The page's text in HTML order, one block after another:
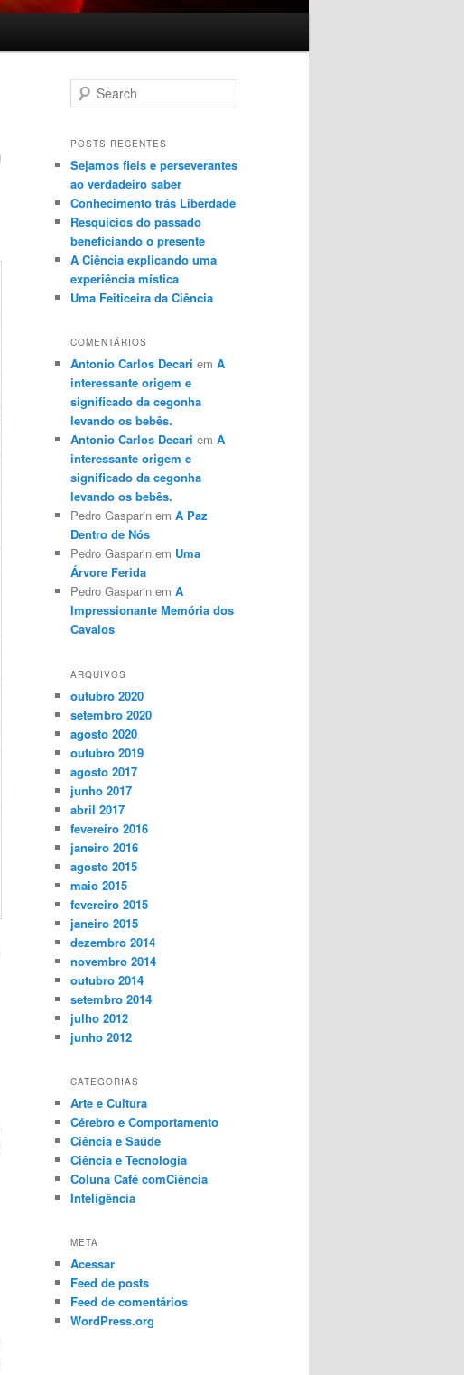
Search
POSTS RECENTES
Sejamos fieis e perseverantes
ao verdadeiro saber
Conhecimento trás Liberdade
Resquícios do passado
beneficiando o presente
A Ciência explicando uma
experiência mística
Uma Feiticeira da Ciência
COMENTÁRIOS
Antonio Carlos Decari em A
interessante origem e
significado da cegonha
levando os bebês.
Antonio Carlos Decari em A
interessante origem e
significado da cegonha
levando os bebês.
Pedro Gasparin em A Paz
Dentro de Nós
Pedro Gasparin em Uma
Árvore Ferida
Pedro Gasparin em A
Impressionante Memória dos
Cavalos
ARQUIVOS
outubro 2020
setembro 2020
agosto 2020
outubro 2019
agosto 2017
junho 2017
abril 2017
fevereiro 2016
janeiro 2016
agosto 2015
maio 2015
fevereiro 2015
janeiro 2015
dezembro 2014
novembro 2014
outubro 2014
setembro 2014
julho 2012
junho 2012
CATEGORIAS
Arte e Cultura
Cérebro e Comportamento
Ciência e Saúde
Ciência e Tecnologia
Coluna Café comCiência
Inteligência
META
Acessar
Feed de posts
Feed de comentários
WordPress.org